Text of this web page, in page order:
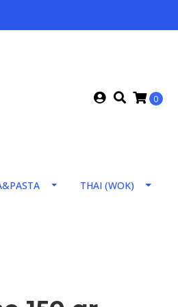
0
THAI (WOK)